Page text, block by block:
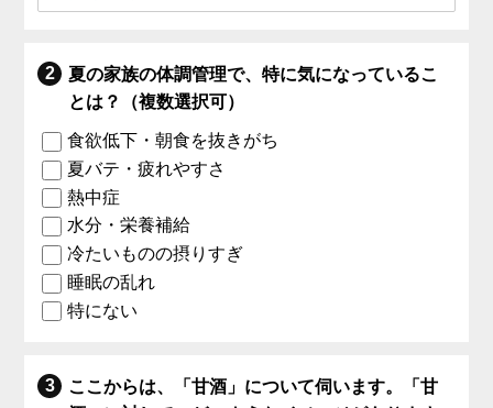
夏の家族の体調管理で、特に気になっているこ
とは？（複数選択可）
食欲低下・朝食を抜きがち
夏バテ・疲れやすさ
熱中症
水分・栄養補給
冷たいものの摂りすぎ
睡眠の乱れ
特にない
ここからは、「甘酒」について伺います。「甘